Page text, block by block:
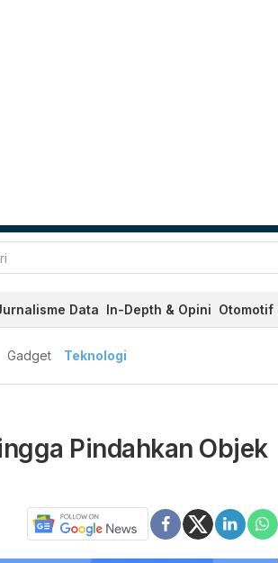
Data In-Depth & Opini Otomotif
Gadget Teknologi
Pindahkan Objek